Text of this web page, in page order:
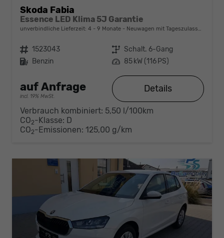
Skoda Fabia
Essence LED Klima 5J Garantie
unverbindliche Lieferzeit: 4 - 9 Monate Neuwagen mit Tageszulassung
Fahrzeugnr. 1523043 Getriebe Schalt. 6-Gang
Kraftstoff Benzin Leistung 85 kW (116 PS)
auf Anfrage
incl. 19% MwSt.
Details
Verbrauch kombiniert: 5,50 l/100km
CO2-Klasse: D
CO2-Emissionen: 125,00 g/km